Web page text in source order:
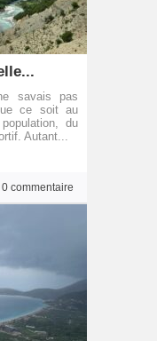
savais pas
ce soit au
du
Autant...
0 commentaire